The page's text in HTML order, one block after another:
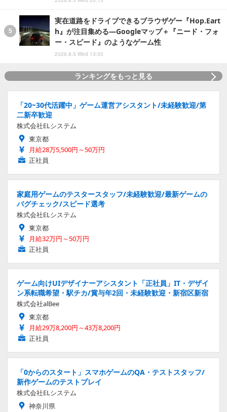
実在道路をドライブできるブラウザゲー『Hop.Eart
h』が注目集める―Googleマップ＋『ニード・フォ
ー・スピード』のようなゲーム性
2026.8.5 Wed 13:50
ランキングをもっと見る
「20~30代活躍中」ゲーム運営アシスタント/未経験歓迎/第
二新卒歓迎
株式会社ELシステム
東京都
月給28万5,500円～50万円
正社員
家庭用ゲームのテスタースタッフ/未経験歓迎/最新ゲームの
バグチェック/スピード選考
株式会社ELシステム
東京都
月給32万円～50万円
正社員
ゲーム向けUIデザイナーアシスタント「正社員」IT・デザイ
ン系転職希望・駅チカ/賞与年2回・未経験歓迎・新宿区新宿
株式会社alBee
東京都
月給29万8,200円～43万8,200円
正社員
「0からのスタート」スマホゲームのQA・テストスタッフ/
新作ゲームのテストプレイ
株式会社ELシステム
神奈川県